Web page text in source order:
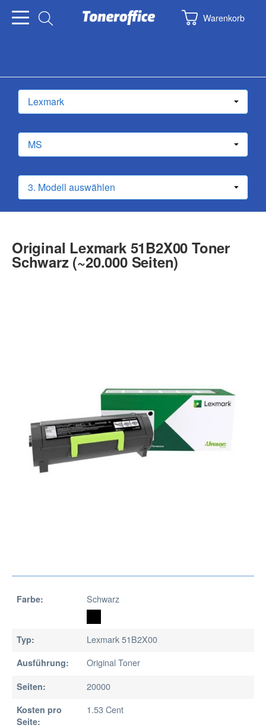
Warenkorb
Original Lexmark 51B2X00 Toner
Schwarz (~20.000 Seiten)
Farbe: Schwarz
Typ: Lexmark 51B2X00
Ausführung: Original Toner
Seiten: 20000
Kosten pro
Seite:
1.53 Cent